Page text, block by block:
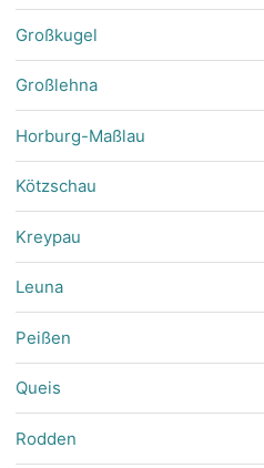
Großkugel
Großlehna
Horburg-Maßlau
Kötzschau
Kreypau
Leuna
Peißen
Queis
Rodden